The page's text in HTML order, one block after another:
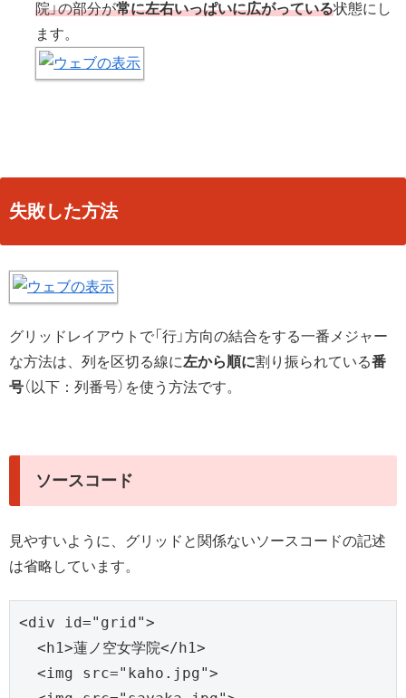
院」の部分が常に左右いっぱいに広がっている状態にし
ます。
失敗した方法
グリッドレイアウトで「行」方向の結合をする一番メジャー
な方法は、列を区切る線に左から順に割り振られている番
号（以下：列番号）を使う方法です。
ソースコード
見やすいように、グリッドと関係ないソースコードの記述
は省略しています。
<div id="grid">
<h1>蓮ノ空女学院</h1>
<img src="kaho.jpg">